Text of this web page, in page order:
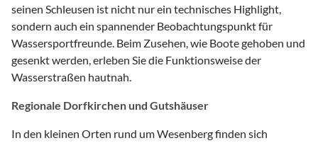
seinen Schleusen ist nicht nur ein technisches Highlight,
sondern auch ein spannender Beobachtungspunkt für
Wassersportfreunde. Beim Zusehen, wie Boote gehoben und
gesenkt werden, erleben Sie die Funktionsweise der
Wasserstraßen hautnah.
Regionale Dorfkirchen und Gutshäuser
In den kleinen Orten rund um Wesenberg finden sich